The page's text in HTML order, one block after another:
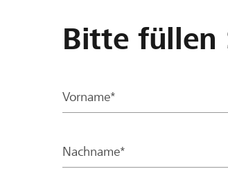
Bitte füllen
Vorname*
Nachname*